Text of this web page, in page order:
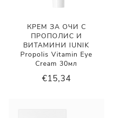
КРЕМ ЗА ОЧИ С
ПРОПОЛИС И
ВИТАМИНИ IUNIK
Propolis Vitamin Eye
Cream 30мл
€15,34